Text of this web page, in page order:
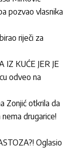
pozvao vlasnika
riječi za
IZ KUĆE JER JE
odveo na
Zonjić otkrila da
drugarice!
Oglasio